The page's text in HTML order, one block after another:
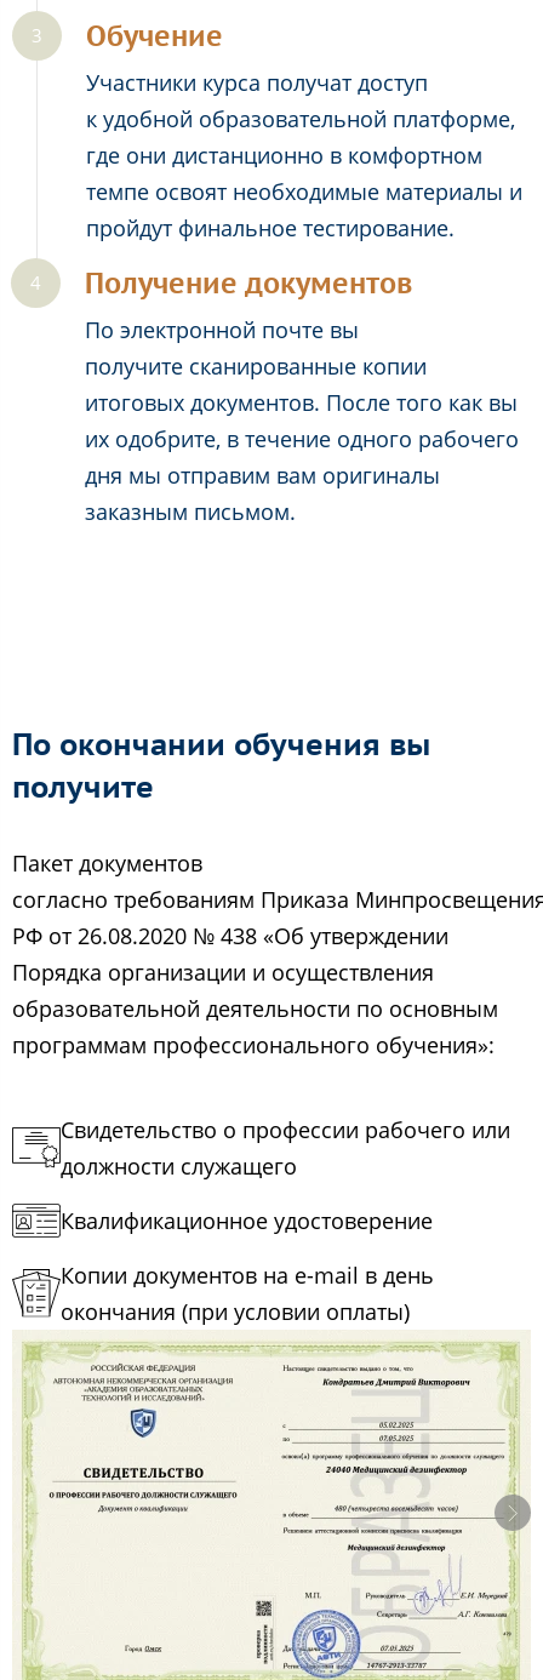
Обучение
Участники курса получат доступ
к удобной образовательной платформе,
где они дистанционно в комфортном
темпе освоят необходимые материалы и
пройдут финальное тестирование.
Получение документов
По электронной почте вы
получите сканированные копии
итоговых документов. После того как вы
их одобрите, в течение одного рабочего
дня мы отправим вам оригиналы
заказным письмом.
По окончании обучения вы
получите
Пакет документов
согласно требованиям Приказа
РФ от 26.08.2020 № 438 «Об утверждении
Порядка организации и осуществления
образовательной деятельности по основным
программам профессионального обучения»:
Свидетельство о профессии рабочего или
должности служащего
Квалификационное удостоверение
Копии документов на e-mail в день
окончания (при условии оплаты)